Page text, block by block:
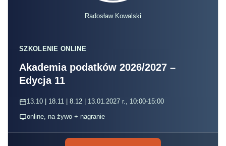
Radosław Kowalski
SZKOLENIE ONLINE
Akademia podatków 2026/2027 –
Edycja 11
13.10 | 18.11 | 8.12 | 13.01.2027 r., 10:00-15:00
online, na żywo + nagranie